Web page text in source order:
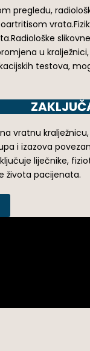
pregledu,
u
testova,
vratnu
i izazova
liječnike,
života pacijenata.